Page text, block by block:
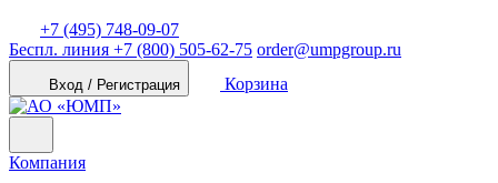
+7 (495) 748-09-07
Беспл. линия +7 (800) 505-62-75 order@umpgroup.ru
Вход / Регистрация Корзина
Компания